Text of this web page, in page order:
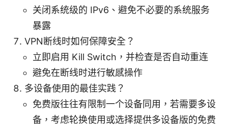
关闭系统级的 IPv6、避免不必要的系统服务
暴露
VPN断线时如何保障安全？
立即启用 Kill Switch，并检查是否自动重连
避免在断线时进行敏感操作
多设备使用的最佳实践？
免费版往往有限制一个设备同用，若需要多设
备，考虑轮换使用或选择提供多设备版的免费